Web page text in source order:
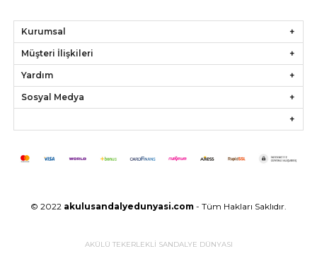
Kurumsal
Müşteri İlişkileri
Yardım
Sosyal Medya
© 2022 akulusandalyedunyasi.com - Tüm Hakları Saklıdır.
AKÜLÜ TEKERLEKLİ SANDALYE DÜNYASI